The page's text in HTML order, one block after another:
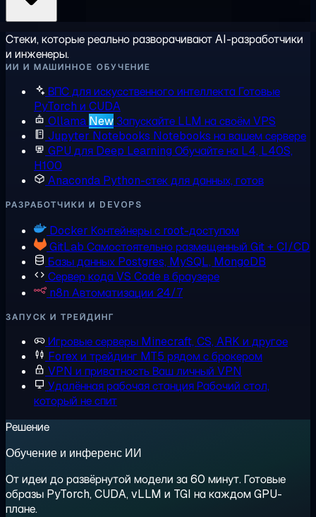
Стеки, которые реально разворачивают AI-разработчики
и инженеры.
ИИ И МАШИННОЕ ОБУЧЕНИЕ
ВПС для искусственного интеллектаГотовые
PyTorch и CUDA
Ollama NewЗапускайте LLM на своём VPS
Jupyter Notebooks Notebooks на вашем сервере
GPU для Deep Learning Обучайте на L4, L40S,
H100
Anaconda Python-стек для данных, готов
РАЗРАБОТЧИКИ И DEVOPS
Docker Контейнеры с root-доступом
GitLab Самостоятельно размещенный Git + CI/CD
Базы данных Postgres, MySQL, MongoDB
Сервер кодаVS Code в браузере
n8n Автоматизации 24/7
ЗАПУСК И ТРЕЙДИНГ
Игровые серверы Minecraft, CS, ARK и другое
Forex и трейдинг MT5 рядом с брокером
VPN и приватностьВаш личный VPN
Удалённая рабочая станцияРабочий стол,
который не спит
Решение
Обучение и инференс ИИ
От идеи до развёрнутой модели за 60 минут. Готовые
образы PyTorch, CUDA, vLLM и TGI на каждом GPU-
плане.